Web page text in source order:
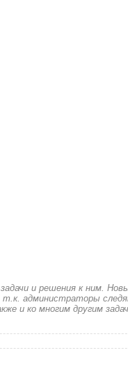
и решения к ним.
администраторы
и ко многим другим